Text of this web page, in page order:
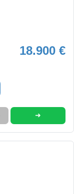
18.900 €
➜